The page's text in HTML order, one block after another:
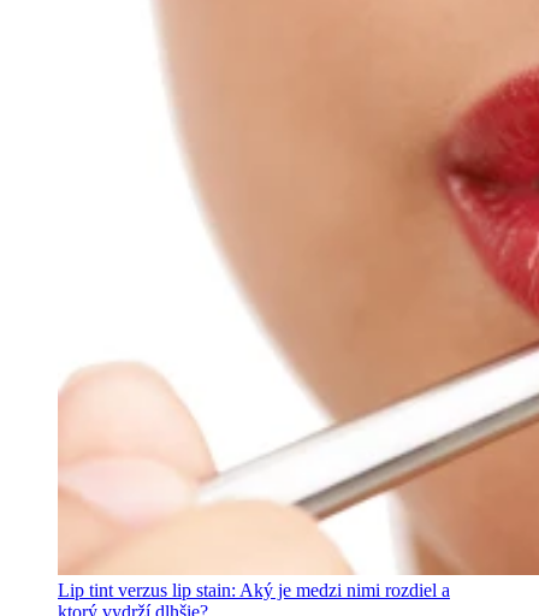
Lip tint verzus lip stain: Aký je medzi nimi rozdiel a
ktorý vydrží dlhšie?